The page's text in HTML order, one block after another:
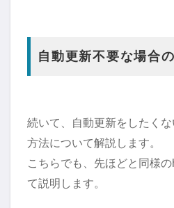
自動更新不要な場合
続いて、自動更新をしたく
方法について解説します。
こちらでも、先ほどと同様
て説明します。